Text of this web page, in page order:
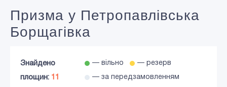
Призма у Петропавлівська
Борщагівка
Знайдено
площин: 11
— вільно — резерв
— за передзамовленням